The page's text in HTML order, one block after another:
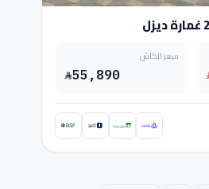
سعر الكاش
55,890